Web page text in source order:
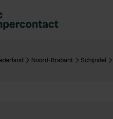
NederlandNoord-Brabant Schijndel